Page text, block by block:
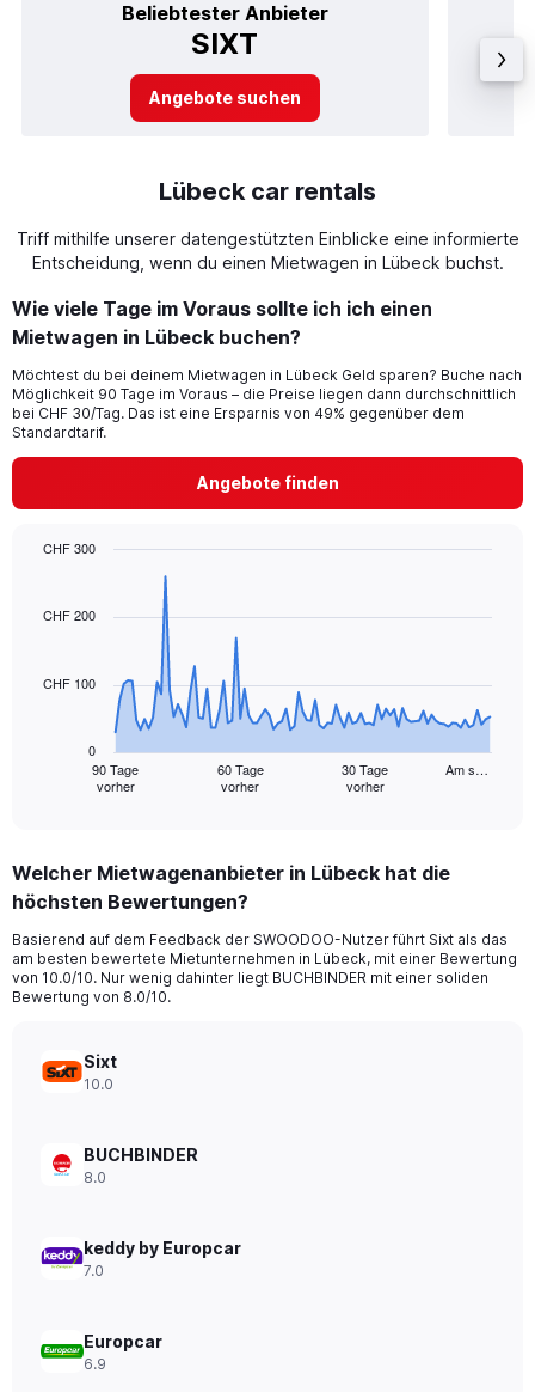
Beliebtester Anbieter
SIXT
Angebote suchen
Lübeck car rentals
Triff mithilfe unserer datengestützten Einblicke eine informierte
Entscheidung, wenn du einen Mietwagen in Lübeck buchst.
Wie viele Tage im Voraus sollte ich ich einen
Mietwagen in Lübeck buchen?
Möchtest du bei deinem Mietwagen in Lübeck Geld sparen? Buche nach
Möglichkeit 90 Tage im Voraus – die Preise liegen dann durchschnittlich
bei CHF 30/Tag. Das ist eine Ersparnis von 49% gegenüber dem
Standardtarif.
Angebote finden
91
Range:
91
The
chart
has
axis
displaying
90 Tage
vorher
60 Tage
vorher
30 Tage
vorher
Am s…
0
CHF 100
CHF 200
CHF 300
Welcher Mietwagenanbieter in Lübeck hat die
höchsten Bewertungen?
Basierend auf dem Feedback der SWOODOO-Nutzer führt Sixt als das
am besten bewertete Mietunternehmen in Lübeck, mit einer Bewertung
von 10.0/10. Nur wenig dahinter liegt BUCHBINDER mit einer soliden
Bewertung von 8.0/10.
Sixt
10.0
BUCHBINDER
8.0
keddy by Europcar
7.0
Europcar
6.9